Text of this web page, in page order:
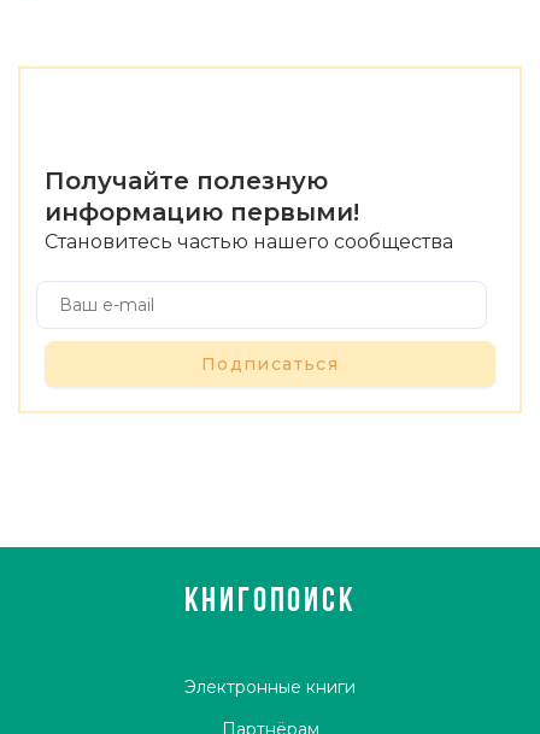
Получайте полезную
информацию первыми!
Становитесь частью нашего сообщества
Подписаться
КНИГОПОИСК
Электронные книги
Партнёрам